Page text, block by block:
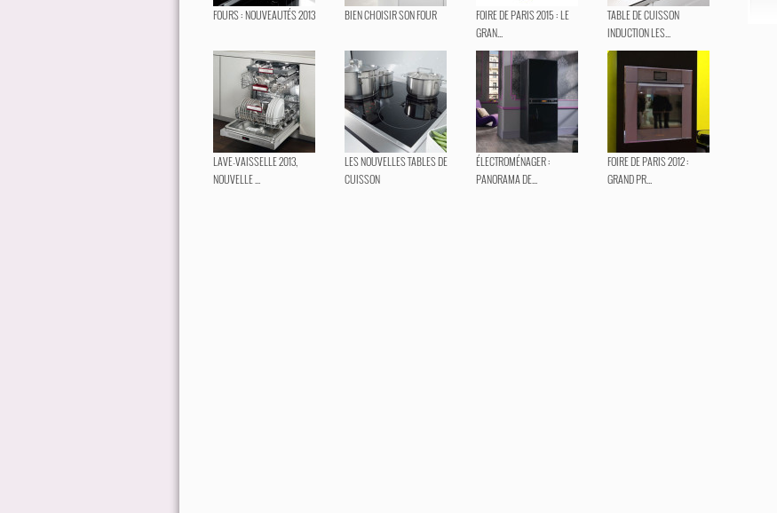
FOURS : NOUVEAUTÉS 2013 BIEN CHOISIR SON FOUR
FOIRE DE PARIS 2015 : LE
GRAN...
TABLE DE CUISSON
INDUCTION LES...
LAVE-VAISSELLE 2013,
NOUVELLE ...
LES NOUVELLES TABLES DE
CUISSON
ÉLECTROMÉNAGER :
PANORAMA DE...
FOIRE DE PARIS 2012 :
GRAND PR...